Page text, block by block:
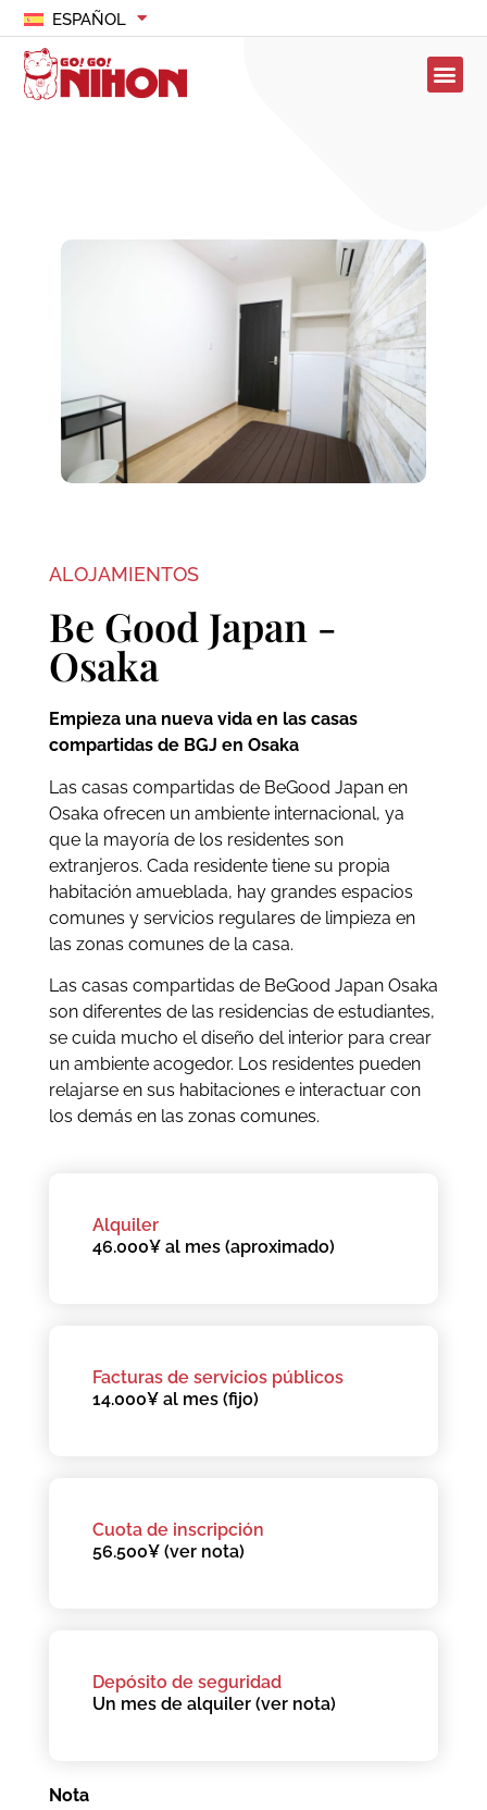
ESPAÑOL
ALOJAMIENTOS
Be Good Japan -
Osaka
Empieza una nueva vida en las casas
compartidas de BGJ en Osaka
Las casas compartidas de BeGood Japan en
Osaka ofrecen un ambiente internacional, ya
que la mayoría de los residentes son
extranjeros. Cada residente tiene su propia
habitación amueblada, hay grandes espacios
comunes y servicios regulares de limpieza en
las zonas comunes de la casa.
Las casas compartidas de BeGood Japan Osaka
son diferentes de las residencias de estudiantes,
se cuida mucho el diseño del interior para crear
un ambiente acogedor. Los residentes pueden
relajarse en sus habitaciones e interactuar con
los demás en las zonas comunes.
Alquiler
46.000¥ al mes (aproximado)
Facturas de servicios públicos
14.000¥ al mes (fijo)
Cuota de inscripción
56.500¥ (ver nota)
Depósito de seguridad
Un mes de alquiler (ver nota)
Nota